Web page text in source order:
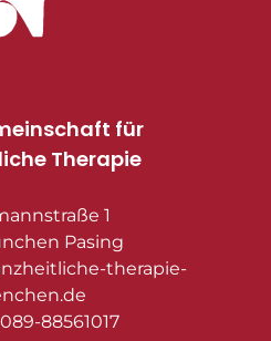
für
Therapie
1
Pasing
therapie-
88561017